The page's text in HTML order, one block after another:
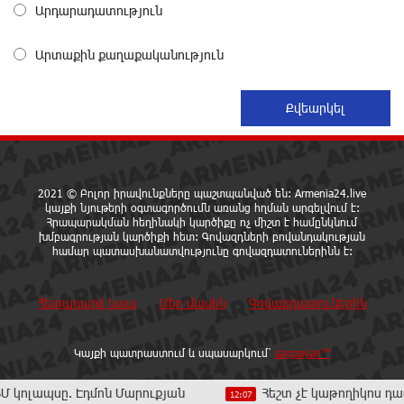
Էդմոն Մարուքյան 12:07 Հեշտ չէ կաթողիկոս դատելը,
քաղաքականությունը Հայաստանի նկատմամբ
1 օր առաջ
«Հայաքվե»-ի հայտարարությունից հետո WCC-ն
արձագանքել է Հայ Եկեղեցու շուրջ ստեղծված
զգուշացնում է հյուրանոցների ամրագրման հետ
կապված զեղծարարությունների մասին
1 օր առաջ
Արդարադատություն
Արտաքին քաղաքականություն
2021 © Բոլոր իրավունքները պաշտպանված են: Armenia24.live
կայքի նյութերի օգտագործումն առանց հղման արգելվում է:
Հրապարակման հեղինակի կարծիքը ոչ միշտ է համընկնում
խմբագրության կարծիքի հետ: Գովազդների բովանդակության
համար պատասխանատվությունը գովազդատուներինն է:
Հետադարձ կապ Մեր մասին Գովազդատուներին
Կայքի պատրաստում և սպասարկում՝ sargssyan™